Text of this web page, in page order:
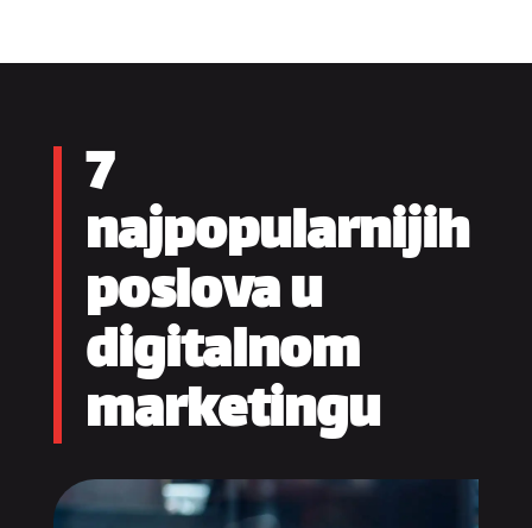
7
najpopularnijih
poslova u
digitalnom
marketingu